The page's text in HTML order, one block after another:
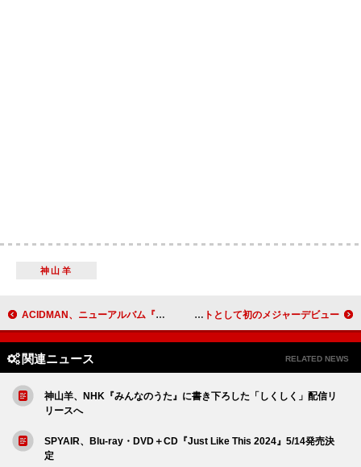
神山羊
ACIDMAN、ニューアルバム『光学』＆トリビュートアルバムを同時リリース ライブ＆交流会イベントも決定 梓川、KAMITSUBAKI STUDIO所属アーティストとして初のメジャーデビュー
関連ニュース RELATED NEWS
神山羊、NHK『みんなのうた』に書き下ろした「しくしく」配信リ
リースへ
SPYAIR、Blu-ray・DVD＋CD『Just Like This 2024』5/14発売決
定